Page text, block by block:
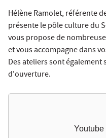
Hélène Ramolet, référente
présente le pôle culture du
vous propose de
et vous accompagne dans
Des ateliers sont
d'ouverture.
Youtube